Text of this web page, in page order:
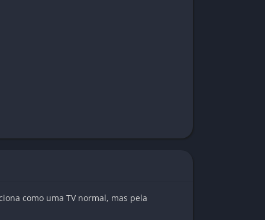
como uma TV normal, mas pela